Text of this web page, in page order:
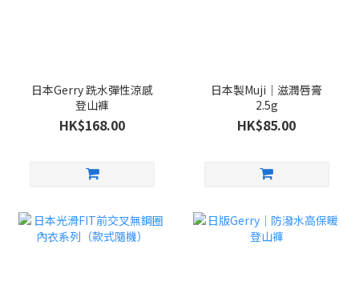
日本Gerry 跣水彈性涼感
登山褲
HK$168.00
日本製Muji｜滋潤唇膏
2.5g
HK$85.00